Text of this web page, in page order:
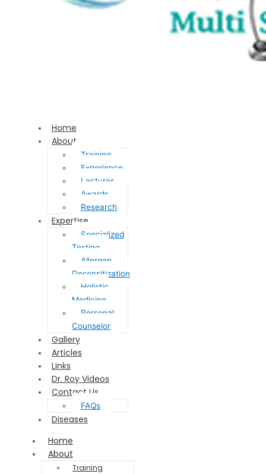
Home
About
Training
Experience
Lectures
Awards
Research
Expertise
Specialized
Testing
Allergen
Desensitization
Holistic
Medicine
Personal
Counselor
Gallery
Articles
Links
Dr. Roy Videos
Contact Us
FAQs
Diseases
Home
About
Training